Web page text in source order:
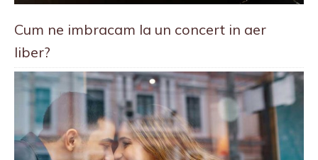
Cum ne imbracam la un concert in aer
liber?